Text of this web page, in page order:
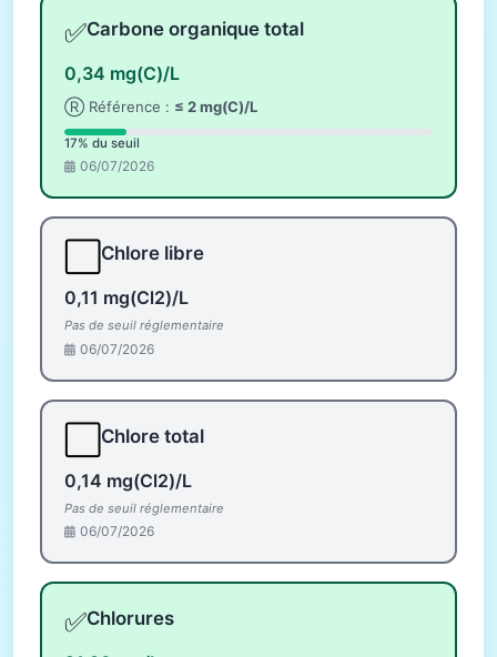
✅Carbone organique total
0,34 mg(C)/L
Ⓡ Référence : ≤ 2 mg(C)/L
17% du seuil
06/07/2026
Chlore libre
0,11 mg(Cl2)/L
Pas de seuil réglementaire
06/07/2026
Chlore total
0,14 mg(Cl2)/L
Pas de seuil réglementaire
06/07/2026
✅Chlorures